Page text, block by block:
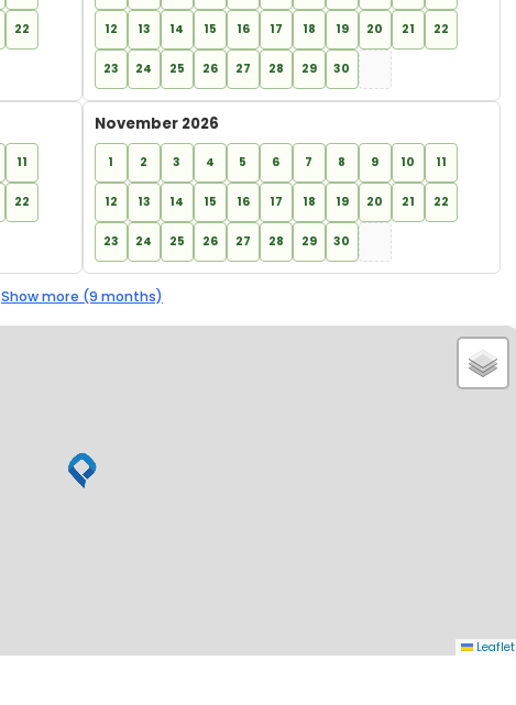
22 12 13 14 15 16 17 18 19 20 21 22
23 24 25 26 27 28 29 30
11
22
November 2026
1 2 3 4 5 6 7 8 9 10 11
12 13 14 15 16 17 18 19 20 21 22
23 24 25 26 27 28 29 30
Show more (9 months)
Leaflet